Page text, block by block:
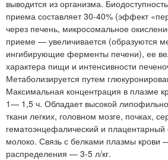
выводится из организма.
приема составляет 30-40% (эффект
через печень, микросомальное
приеме — увеличивается (образуются
ингибирующие ферменты печени), ее
характера пищи и интенсивности
Метаболизируется путем
Максимальная концентрация в плазме
1— 1,5 ч. Обладает высокой
ткани легких, головном мозге, почках,
гематоэнцефалический и
молоко. Связь с белками плазмы
распределения — 3-5 л/кг.